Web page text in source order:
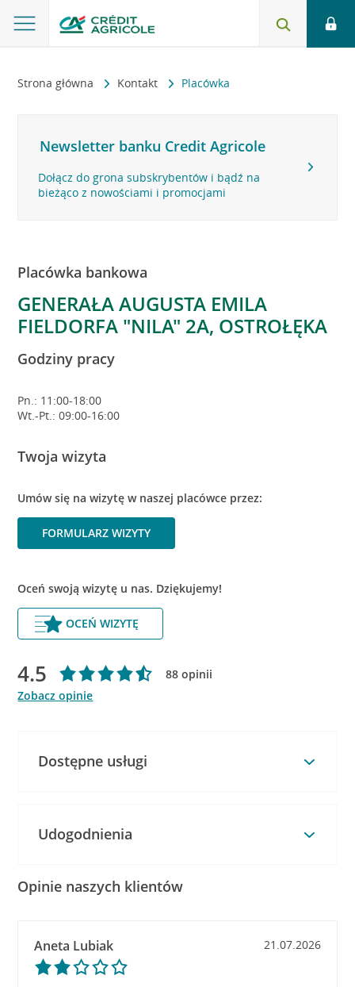
Strona główna Kontakt Placówka
Newsletter banku Credit Agricole
Dołącz do grona subskrybentów i bądź na
bieżąco z nowościami i promocjami
Placówka bankowa
GENERAŁA AUGUSTA EMILA
FIELDORFA "NILA" 2A, OSTROŁĘKA
Godziny pracy
Pn.: 11:00-18:00
Wt.-Pt.: 09:00-16:00
Twoja wizyta
Umów się na wizytę w naszej placówce przez:
FORMULARZ WIZYTY
Oceń swoją wizytę u nas. Dziękujemy!
OCEŃ WIZYTĘ
4.5
88 opinii
Zobacz opinie
Dostępne usługi
Udogodnienia
Opinie naszych klientów
Aneta Lubiak 21.07.2026